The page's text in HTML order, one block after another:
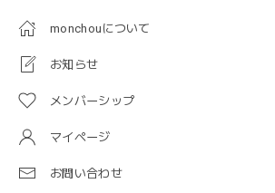
monchouについて
お知らせ
メンバーシップ
マイページ
お問い合わせ